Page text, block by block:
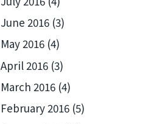
June 2016(3)
May 2016(4)
April 2016(3)
March 2016(4)
February 2016(5)